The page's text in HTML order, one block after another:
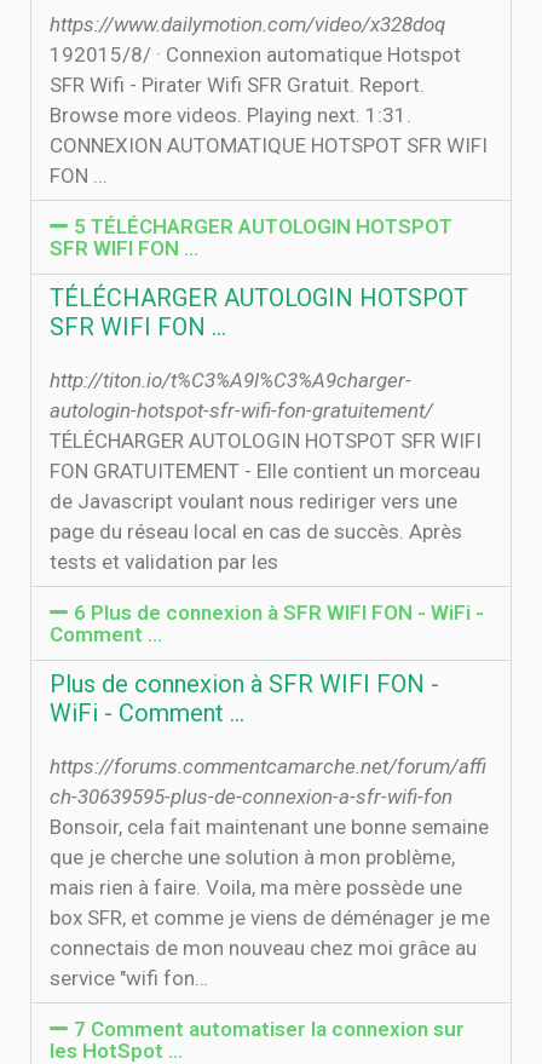
https://www.dailymotion.com/video/x328doq
19‏‏/8‏‏/2015 · Connexion automatique Hotspot
SFR Wifi - Pirater Wifi SFR Gratuit. Report.
Browse more videos. Playing next. 1:31.
CONNEXION AUTOMATIQUE HOTSPOT SFR WIFI
FON ...
5 TÉLÉCHARGER AUTOLOGIN HOTSPOT
SFR WIFI FON …
TÉLÉCHARGER AUTOLOGIN HOTSPOT
SFR WIFI FON …
http://titon.io/t%C3%A9l%C3%A9charger-
autologin-hotspot-sfr-wifi-fon-gratuitement/
TÉLÉCHARGER AUTOLOGIN HOTSPOT SFR WIFI
FON GRATUITEMENT - Elle contient un morceau
de Javascript voulant nous rediriger vers une
page du réseau local en cas de succès. Après
tests et validation par les
6 Plus de connexion à SFR WIFI FON - WiFi -
Comment …
Plus de connexion à SFR WIFI FON -
WiFi - Comment …
https://forums.commentcamarche.net/forum/affi
ch-30639595-plus-de-connexion-a-sfr-wifi-fon
Bonsoir, cela fait maintenant une bonne semaine
que je cherche une solution à mon problème,
mais rien à faire. Voila, ma mère possède une
box SFR, et comme je viens de déménager je me
connectais de mon nouveau chez moi grâce au
service "wifi fon…
7 Comment automatiser la connexion sur
les HotSpot …